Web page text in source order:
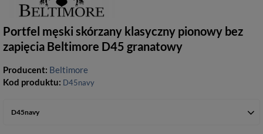
Portfel męski skórzany klasyczny pionowy bez
zapięcia Beltimore D45 granatowy
Producent: Beltimore
Kod produktu: D45navy
D45navy